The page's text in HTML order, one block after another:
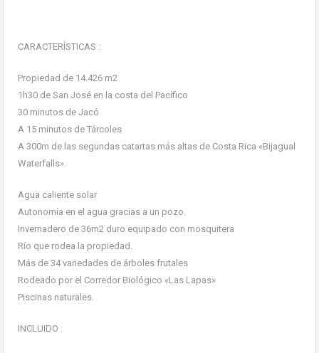
CARACTERÍSTICAS :
Propiedad de 14.426 m2
1h30 de San José en la costa del Pacífico
30 minutos de Jacó
A 15 minutos de Tárcoles
A 300m de las segundas catartas más altas de Costa Rica «Bijagual
Waterfalls».
Agua caliente solar
Autonomía en el agua gracias a un pozo.
Invernadero de 36m2 duro equipado con mosquitera
Río que rodea la propiedad.
Más de 34 variedades de árboles frutales
Rodeado por el Corredor Biológico «Las Lapas»
Piscinas naturales.
INCLUIDO :